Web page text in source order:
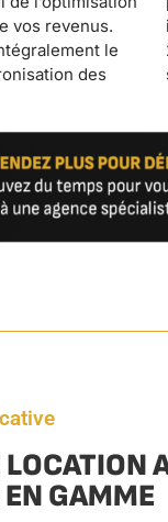
vos revenus.
le
des
premium
check-out et le
de maintenir
en pilote
LOCATION
GAMME